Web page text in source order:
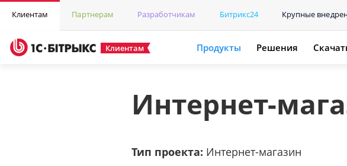
Клиентам Партнерам Разработчикам Битрикс24 Крупные
Клиентам Продукты Решения
Интернет-
Тип проекта: Интернет-магазин